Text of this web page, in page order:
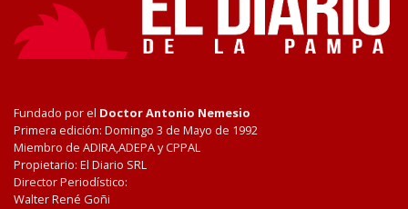
Fundado por el Doctor Antonio Nemesio
Primera edición: Domingo 3 de Mayo de 1992
Miembro de ADIRA,ADEPA y CPPAL
Propietario: El Diario SRL
Director Periodístico:
Walter René Goñi